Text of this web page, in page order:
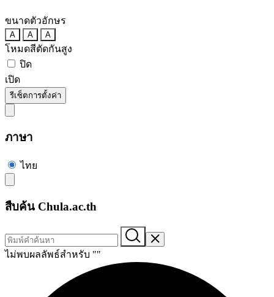
ขนาดตัวอักษร
A A A
โหมดสีตัดกันสูง
ปิด
เปิด
รีเซ็ตการตั้งค่า
ภาษา
ไทย
สืบค้น Chula.ac.th
ไม่พบผลลัพธ์สำหรับ ""